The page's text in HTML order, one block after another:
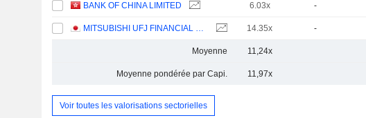
BANK OF CHINA LIMITED 6.03x -
MITSUBISHI UFJ FINANCIAL GROUP, INC. 14.35x -
Moyenne 11,24x
Moyenne pondérée par Capi. 11,97x
Voir toutes les valorisations sectorielles